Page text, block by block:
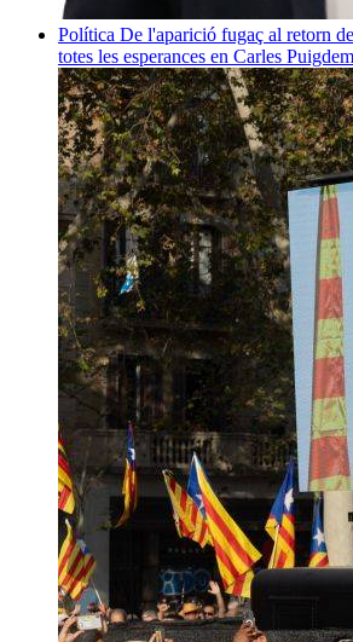
Política De l'aparició fugaç al retorn
totes les esperances en Carles